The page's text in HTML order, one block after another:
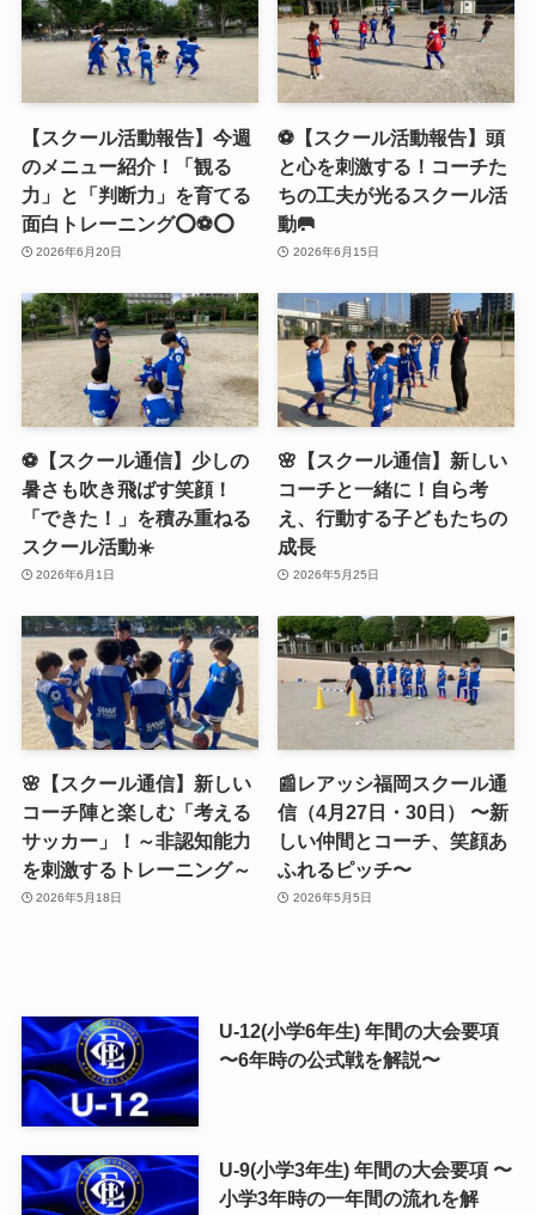
【スクール活動報告】今週
のメニュー紹介！「観る
力」と「判断力」を育てる
面白トレーニング⭕️⚽️⭕️
2026年6月20日
⚽️【スクール活動報告】頭
と心を刺激する！コーチた
ちの工夫が光るスクール活
動🥅
2026年6月15日
⚽️【スクール通信】少しの
暑さも吹き飛ばす笑顔！
「できた！」を積み重ねる
スクール活動☀️
2026年6月1日
🌸【スクール通信】新しい
コーチと一緒に！自ら考
え、行動する子どもたちの
成長
2026年5月25日
🌸【スクール通信】新しい
コーチ陣と楽しむ「考える
サッカー」！～非認知能力
を刺激するトレーニング～
2026年5月18日
📰レアッシ福岡スクール通
信（4月27日・30日） 〜新
しい仲間とコーチ、笑顔あ
ふれるピッチ〜
2026年5月5日
U-12(小学6年生) 年間の大会要項
〜6年時の公式戦を解説〜
U-9(小学3年生) 年間の大会要項 〜
小学3年時の一年間の流れを解